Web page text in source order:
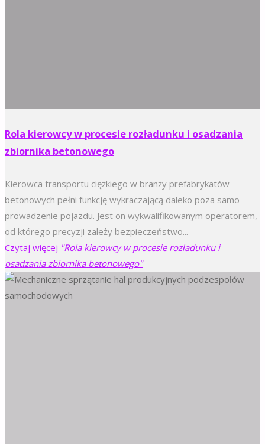
Rola kierowcy w procesie rozładunku i osadzania
zbiornika betonowego
Kierowca transportu ciężkiego w branży prefabrykatów
betonowych pełni funkcję wykraczającą daleko poza samo
prowadzenie pojazdu. Jest on wykwalifikowanym operatorem,
od którego precyzji zależy bezpieczeństwo...
Czytaj więcej "Rola kierowcy w procesie rozładunku i
osadzania zbiornika betonowego"